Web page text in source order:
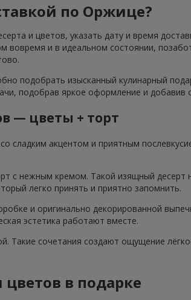
по Оржице?
и цветов, указать дату и время
вовремя и в идеальном состоянии,
подобрать изысканный кулинарный
подобрав яркое оформление и добавив
— цветы + торт
сладким акцентом и приятным
с нежным кремом. Такой изящный десерт
легко принять и приятно запомнить.
и оригинально декорированной
эстетика работают вместе.
Такие сочетания создают ощущение
в подарке